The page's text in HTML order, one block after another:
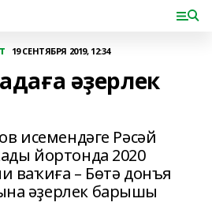
19 СЕНТЯБРЯ 2019, 12:34
әҙерлек
исемендәге Рәсәй
йортонда 2020
ваҡиға – Бөтә донъя
әҙерлек барышы